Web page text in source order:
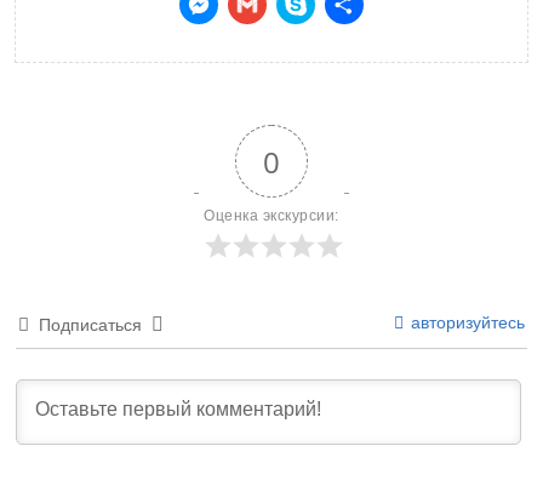
Отправить
0
Оценка экскурсии:
Подписаться авторизуйтесь